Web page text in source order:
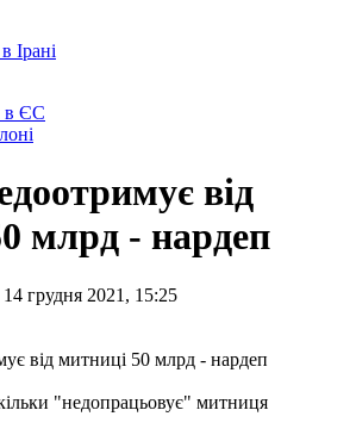
Ірані
в ЄС
від
млрд - нардеп
грудня 2021, 15:25
"недопрацьовує" митниця